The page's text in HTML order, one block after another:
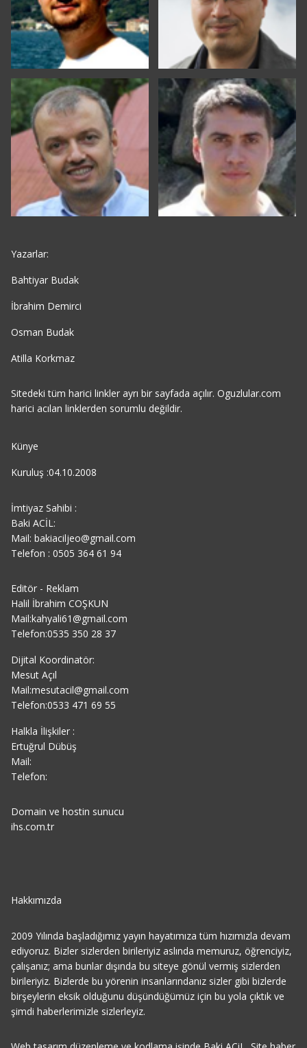
Yazarlar:
Bahtiyar Budak
İbrahim Demirci
Osman Budak
Atilla Korkmaz
Sitedeki tüm harici linkler ayrı bir sayfada açılır. Oguzlular.com
harici acılan linklerden sorumlu değildir.
Künye
Kuruluş :04.10.2008
İmtiyaz Sahibi :
Baki ACİL:
Mail: bakiaciljeo@gmail.com
Telefon : 0505 364 61 94
Editör - Reklam
Halil İbrahim COŞKUN
Mail:kahyali61@gmail.com
Telefon:0535 350 28 37
Dijital Koordinatör:
Mesut Açıl
Mail:mesutacil@gmail.com
Telefon:0533 471 69 55
Halkla İlişkiler :
Ertuğrul Dübüş
Mail:
Telefon:
Domain ve hostin sunucu
ihs.com.tr
Hakkımızda
2009 Yılında başladığımız yayın hayatımıza tüm hızımızla devam
ediyoruz. Bizler sizlerden birileriyiz aslında memuruz, öğrenciyiz,
çalışanız; ama bunlar dışında bu siteye gönül vermiş sizlerden
birileriyiz. Bizlerde bu yörenin insanlarındanız sizler gibi bizlerde
birşeylerin eksik olduğunu düşündüğümüz için bu yola çıktık ve
şimdi haberlerimizle sizlerleyiz.